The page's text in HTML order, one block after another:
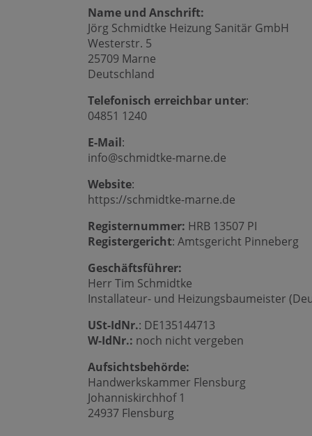
Name und Anschrift:
Jörg Schmidtke Heizung Sanitär GmbH
Westerstr. 5
25709 Marne
Deutschland
Telefonisch erreichbar unter:
04851 1240
E-Mail:
info@schmidtke-marne.de
Website:
https://schmidtke-marne.de
Registernummer: HRB 13507 PI
Registergericht: Amtsgericht Pinneberg
Geschäftsführer:
Herr Tim Schmidtke
Installateur- und Heizungsbaumeister
USt-IdNr.: DE135144713
W-IdNr.: noch nicht vergeben
Aufsichtsbehörde:
Handwerkskammer Flensburg
Johanniskirchhof 1
24937 Flensburg